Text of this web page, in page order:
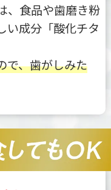
、食品や歯磨き粉
い成分「酸化チタ
で、歯がしみた